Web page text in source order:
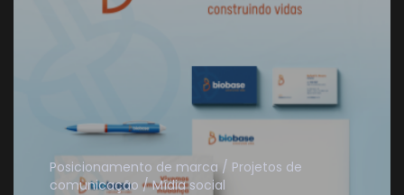
Posicionamento de marca
Projetos de
comunicação
Mídia social